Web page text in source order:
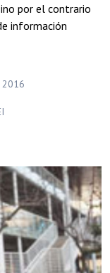
por el contrario
información